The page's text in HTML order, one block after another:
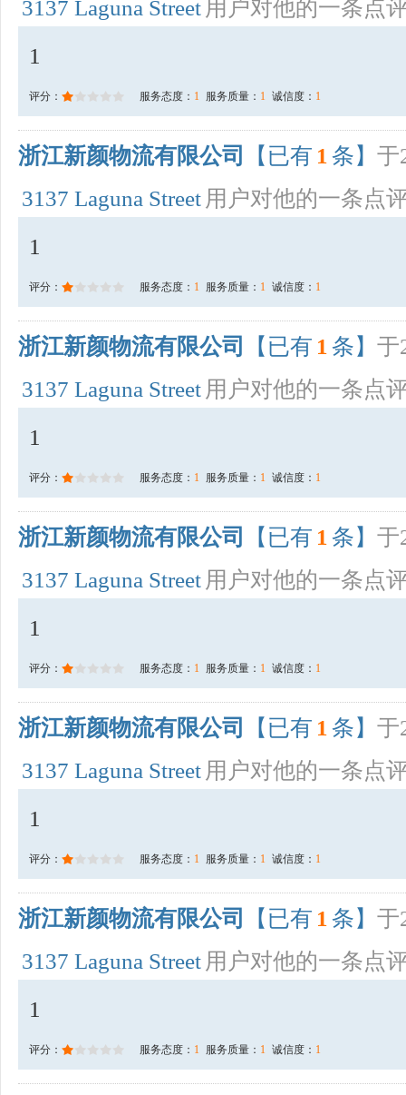
3137 Laguna Street 用户对他的一条点
1
评分： 服务态度： 1 服务质量： 1 诚信度： 1
浙江新颜物流有限公司 【已有 1 条】 于
3137 Laguna Street 用户对他的一条点
1
评分： 服务态度： 1 服务质量： 1 诚信度： 1
浙江新颜物流有限公司 【已有 1 条】 于
3137 Laguna Street 用户对他的一条点
1
评分： 服务态度： 1 服务质量： 1 诚信度： 1
浙江新颜物流有限公司 【已有 1 条】 于
3137 Laguna Street 用户对他的一条点
1
评分： 服务态度： 1 服务质量： 1 诚信度： 1
浙江新颜物流有限公司 【已有 1 条】 于
3137 Laguna Street 用户对他的一条点
1
评分： 服务态度： 1 服务质量： 1 诚信度： 1
浙江新颜物流有限公司 【已有 1 条】 于
3137 Laguna Street 用户对他的一条点
1
评分： 服务态度： 1 服务质量： 1 诚信度： 1